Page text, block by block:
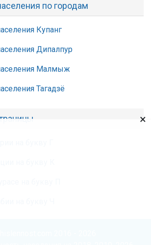
по городам
Купанг
Дипалпур
Малмыж
Тагадзё
×